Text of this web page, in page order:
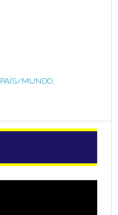
PAÍS/MUNDO,